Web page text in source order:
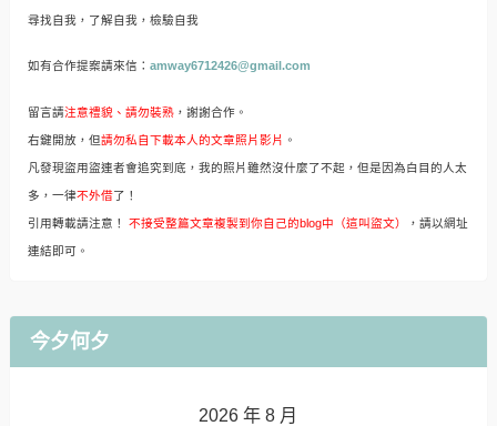
尋找自我，了解自我，檢驗自我
如有合作提案請來信： amway6712426@gmail.com
留言請注意禮貌、請勿裝熟，謝謝合作。
右鍵開放，但請勿私自下載本人的文章照片影片 。
凡發現盜用盜連者會追究到底，我的照片雖然沒什麼了不起，但是因為白目的人太
多，一律不外借了！
引用轉載請注意！ 不接受整篇文章複製到你自己的blog中（這叫盜文） ，請以網址
連結即可。
今夕何夕
2026 年 8 月